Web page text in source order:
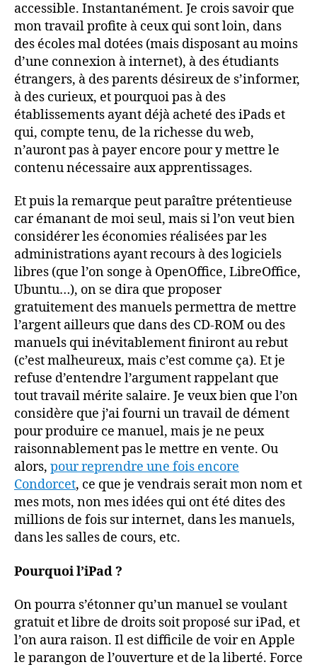
accessible. Instantanément. Je crois savoir que
mon travail profite à ceux qui sont loin, dans
des écoles mal dotées (mais disposant au moins
d’une connexion à internet), à des étudiants
étrangers, à des parents désireux de s’informer,
à des curieux, et pourquoi pas à des
établissements ayant déjà acheté des iPads et
qui, compte tenu, de la richesse du web,
n’auront pas à payer encore pour y mettre le
contenu nécessaire aux apprentissages.
Et puis la remarque peut paraître prétentieuse
car émanant de moi seul, mais si l’on veut bien
considérer les économies réalisées par les
administrations ayant recours à des logiciels
libres (que l’on songe à OpenOffice, LibreOffice,
Ubuntu…), on se dira que proposer
gratuitement des manuels permettra de mettre
l’argent ailleurs que dans des CD-ROM ou des
manuels qui inévitablement finiront au rebut
(c’est malheureux, mais c’est comme ça). Et je
refuse d’entendre l’argument rappelant que
tout travail mérite salaire. Je veux bien que l’on
considère que j’ai fourni un travail de dément
pour produire ce manuel, mais je ne peux
raisonnablement pas le mettre en vente. Ou
alors, pour reprendre une fois encore
Condorcet, ce que je vendrais serait mon nom et
mes mots, non mes idées qui ont été dites des
millions de fois sur internet, dans les manuels,
dans les salles de cours, etc.
Pourquoi l’iPad ?
On pourra s’étonner qu’un manuel se voulant
gratuit et libre de droits soit proposé sur iPad, et
l’on aura raison. Il est difficile de voir en Apple
le parangon de l’ouverture et de la liberté. Force